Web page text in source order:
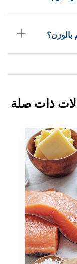
بالوزن؟
ذات صلة